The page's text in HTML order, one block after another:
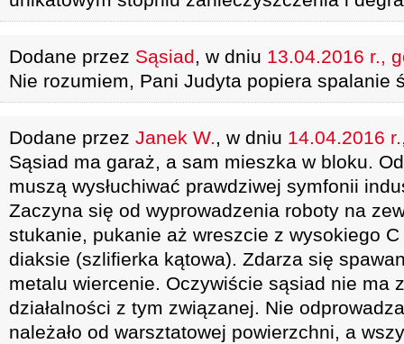
Dodane przez Sąsiad, w dniu 13.04.2016 r.,
Nie rozumiem, Pani Judyta popiera spalanie
Dodane przez Janek W., w dniu 14.04.2016
Sąsiad ma garaż, a sam mieszka w bloku.
muszą wysłuchiwać prawdziwej symfonii
Zaczyna się od wyprowadzenia roboty na
stukanie, pukanie aż wreszcie z wysokiego
diaksie (szlifierka kątowa). Zdarza się
metalu wiercenie. Oczywiście sąsiad nie ma
działalności z tym związanej. Nie
należało od warsztatowej powierzchni, a